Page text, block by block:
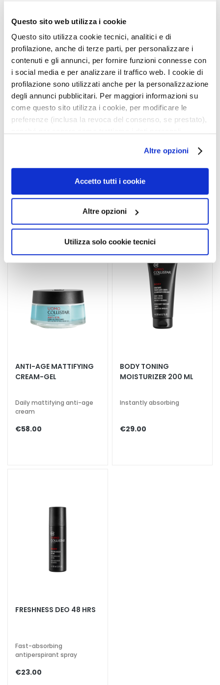
Questo sito web utilizza i cookie
Questo sito utilizza cookie tecnici, analitici e di
profilazione, anche di terze parti, per personalizzare i
contenuti e gli annunci, per fornire funzioni connesse con
i social media e per analizzare il traffico web. I cookie di
profilazione sono utilizzati anche per la personalizzazione
degli annunci pubblicitari. Per maggiori informazioni su
come questo sito utilizza i cookie, per modificare le
preferenze (inclusa la revoca del consenso, se prestato),
l’informativa cookie completa e l’informativa privacy
disponibiliqui. Le ricordiamo che, qualora clicchi su
“Utilizza solo i cookie necessari”, non sarà installato
quelli tecnici. Cliccando su “Accetto tutti i cookie”,
presterà il consenso all’installazione di tutti i cookie
utilizzati dal sito. Cliccando su “Altre opzioni”, potrà
scegliere, in modo più granulare, quali cookie
Altre opzioni
Accetto tutti i cookie
Altre opzioni
Utilizza solo cookie tecnici
c
r
e
a
m
s
E
y
e
a
L
C
n
u
c
c
a
i
d
r
i
n
UOMO TONING ACQUA
WOOD EAU DE TOILETTE
€59.00
5,0/5
UOMO ACQUA WOOD
SHOWER-SHAMPOO
€30.00
ANTI-AGE MATTIFYING
CREAM-GEL
Daily mattifying anti-age
cream
€58.00
BODY TONING
MOISTURIZER 200 ML
Instantly absorbing
€29.00
FRESHNESS DEO 48 HRS
Fast-absorbing
antiperspirant spray
€23.00